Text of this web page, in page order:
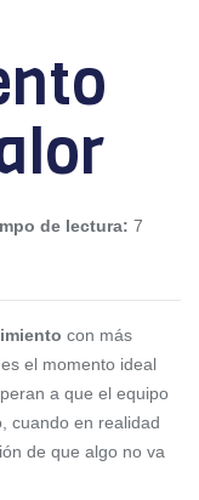
de lectura: 7
con más
el momento ideal
a que el equipo
cuando en realidad
de que algo no va